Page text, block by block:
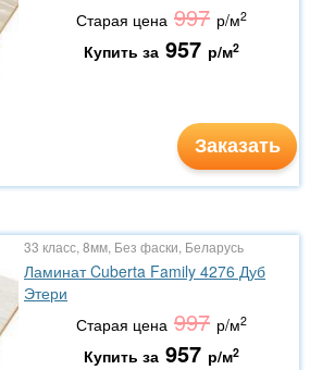
Старая цена 997 р/м2
Купить за 957 р/м2
Заказать
33 класс, 8мм, Без фаски, Беларусь
Ламинат Cuberta Family 4276 Дуб
Этери
Старая цена 997 р/м2
Купить за 957 р/м2